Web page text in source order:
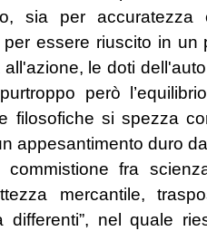
sia per accuratezza
essere riuscito in un
le doti
però
filosofiche si spezza
appesantimento duro
commistione fra
mercantile,
differenti”, nel quale